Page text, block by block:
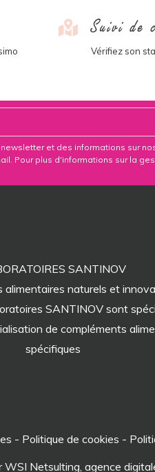
Suivi de
Vérifiez son
et des informations sur
Pour plus d'informations sur la
SANTINOV
alimentaires naturels et
SANTINOV sont
de compléments
spécifiques
- Politique de cookies -
Netsulting, agence